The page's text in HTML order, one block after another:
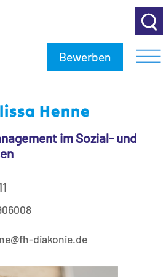
Bewerben
Henne
im Sozial- und
diakonie.de